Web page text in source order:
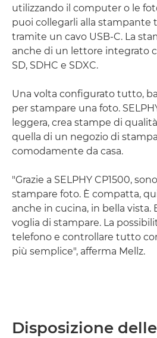
utilizzando il computer o le
puoi collegarli alla stampante
tramite un cavo USB-C. La
anche di un lettore integrato
SD, SDHC e SDXC.
Una volta configurato tutto,
per stampare una foto.
leggera, crea stampe di
quella di un negozio di
comodamente da casa.
"Grazie a SELPHY CP1500,
stampare foto. È compatta,
anche in cucina, in bella vista.
voglia di stampare. La
telefono e controllare tutto
più semplice", afferma Mellz.
Disposizione